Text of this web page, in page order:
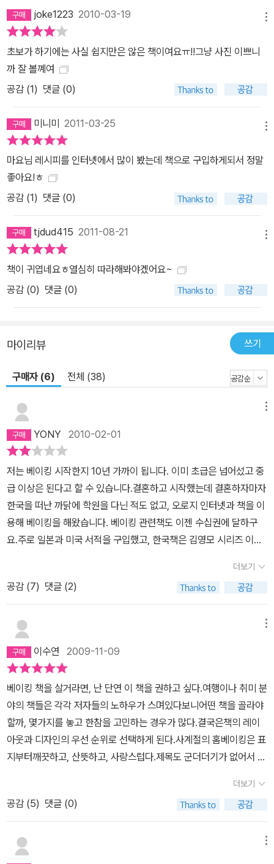
joke1223 2010-03-19
초보가 하기에는 사실 쉽지만은 않은 책이여요ㅠ!!그냥 사진 이쁘니
까 잘 볼꼐여
공감 (1) 댓글 (0)
미니미 2011-03-25
마요님 레시피를 인터넷에서 많이 봤는데 책으로 구입하게되서 정말
좋아요!ㅎ
공감 (1) 댓글 (0)
tjdud415 2011-08-21
책이 귀엽네요ㅎ열심히 따라해봐야겠어요~
공감 (0) 댓글 (0)
마이리뷰 쓰기
구매자 (6) 전체 (38)
YONY 2010-02-01
저는 베이킹 시작한지 10년 가까이 됩니다. 이미 초급은 넘어섰고 중
급 이상은 된다고 할 수 있습니다.결혼하고 시작했는데 결혼하자마자
한국을 떠난 까닭에 학원을 다닌 적도 없고, 오로지 인터넷과 책을 이
용해 베이킹을 해왔습니다. 베이킹 관련책도 이젠 수십권에 달하구
요.주로 일본과 미국 서적을 구입했고, 한국책은 김영모 시리즈 이후
이라는 생각이 들었습니다. 저자가 글과 사진도 모두 담당했다는 점
이 더 놀라왔구요.그런데...치명적으로 재료가 구하기 쉬운 것들이 아
니네요. 딸기가루나 블루베리 가루, 또는 박력 쌀가루...;; 한국에 있지
않는 저로서는 더더욱 구할 수 없는 재료들이 태반이었습니다. 사실
은 이 책을 주문할 때 다른 한국 베이킹책도 한 권 더 주문했는데, 그
책은 정말 쉬운 재료들로 다양한 레서피들이 구비되어 있더군요. 벌
써 그 책으로는 10가지도 더 해보았습니다.맛도 모두 훌륭했구요.레
이아웃이나 사진기술,책 디자인...모두 이 책보다는 뒤떨어졌지만, 제
일 중요한 레서피만큼은 최고였습니다. 만약 내용을 볼 수 있었더라
면 저는 이 책은 주문하지 않았을 거에요. 전 사진집을 원한게 아니라
베이킹책을 원한것이니까요.제 생각엔 직업이 일러스트레이터인 저
자분의 개성을 살린것 까지는 좋았는데, 결과적으론 이도저도 아닌
더보기
공감 (7) 댓글 (2)
이수연 2009-11-09
베이킹 책을 살거라면, 난 단연 이 책을 권하고 싶다.여행이나 취미 분
야의 책들은 각각 저자들의 노하우가 스며있다보니어떤 책을 골라야
할까, 몇가지를 놓고 한참을 고민하는 경우가 많다.결국은책의 레이
아웃과 디자인의 우선 순위로 선택하게 된다.사계절의 홈베이킹은 표
지부터깨끗하고, 산뜻하고, 사랑스럽다.제목도 군더더기가 없어서 좋
이?아하, 베이킹 책들의 대부분의 저자가 블로그를 하고 있어서 그
힌트를 조금씩 얻을 수 있었다.요즘 블로그에는 없는 정보가 없을 정
도라고 해도 과언이 아닐 정도지만많은 정보를 나열하는데만 그치지
않는 자신만의 스타일링을 보여줄 수 있는 것이점점 중요해지고 있
더보기
공감 (5) 댓글 (0)